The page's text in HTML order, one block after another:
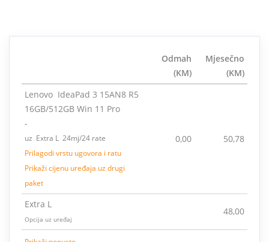
Odmah
(KM)
Mjesečno
(KM)
Lenovo IdeaPad 3 15AN8 R5
16GB/512GB Win 11 Pro
-
uz Extra L 24mj/24 rate
Prilagodi vrstu ugovora i ratu
Prikaži cijenu uređaja uz drugi
paket
0,00 50,78
Extra L
Opcija uz uređaj
48,00